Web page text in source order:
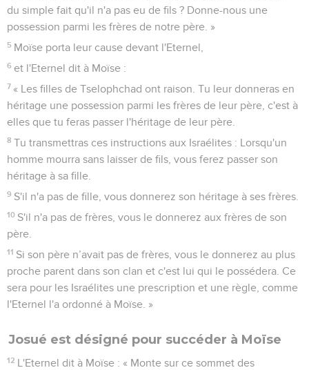
du simple fait qu'il n'a pas eu de fils ? Donne-nous une
possession parmi les frères de notre père. »
5 Moïse porta leur cause devant l'Eternel,
6 et l'Eternel dit à Moïse :
7 « Les filles de Tselophchad ont raison. Tu leur donneras en
héritage une possession parmi les frères de leur père, c'est à
elles que tu feras passer l'héritage de leur père.
8 Tu transmettras ces instructions aux Israélites : Lorsqu'un
homme mourra sans laisser de fils, vous ferez passer son
héritage à sa fille.
9 S'il n'a pas de fille, vous donnerez son héritage à ses frères.
10 S'il n'a pas de frères, vous le donnerez aux frères de son
père.
11 Si son père n’avait pas de frères, vous le donnerez au plus
proche parent dans son clan et c'est lui qui le possédera. Ce
sera pour les Israélites une prescription et une règle, comme
l'Eternel l'a ordonné à Moïse. »
Josué est désigné pour succéder à Moïse
12 L'Eternel dit à Moïse : « Monte sur ce sommet des